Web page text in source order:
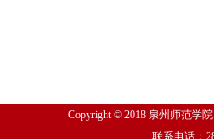
Copyright © 2018 泉州师范学
联系电话：